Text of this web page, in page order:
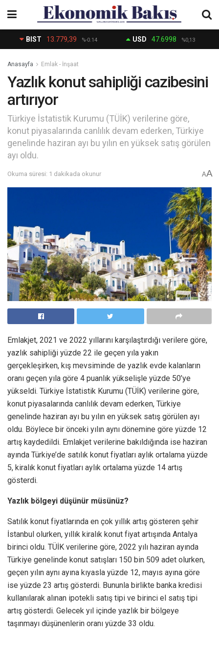
BIST 13.779,39 %-0.14 USD 47.6998 %0,13
Anasayfa Emlak - İnşaat
Yazlık konut sahipliği cazibesini
artırıyor
Türkiye İstatistik Kurumu (TÜİK) verilerine göre,
konut piyasalarında canlılık devam ederken, Türkiye
genelinde haziran ayı bu yılın en yüksek satış görülen
ayı oldu.
Okuma süresi: 1 dakikada okunur AA
Emlakjet, 2021 ve 2022 yıllarını karşılaştırdığı verilere göre,
yazlık sahipliği yüzde 22 ile geçen yıla yakın
gerçekleşirken, kış mevsiminde de yazlık evde kalanların
oranı geçen yıla göre 4 puanlık yükselişle yüzde 50’ye
yükseldi. Türkiye İstatistik Kurumu (TÜİK) verilerine göre,
konut piyasalarında canlılık devam ederken, Türkiye
genelinde haziran ayı bu yılın en yüksek satış görülen ayı
oldu. Böylece bir önceki yılın aynı dönemine göre yüzde 12
artış kaydedildi. Emlakjet verilerine bakıldığında ise haziran
ayında Türkiye’de satılık konut fiyatları aylık ortalama yüzde
5, kiralık konut fiyatları aylık ortalama yüzde 14 artış
gösterdi.
Yazlık bölgeyi düşünür müsünüz?
Satılık konut fiyatlarında en çok yıllık artış gösteren şehir
İstanbul olurken, yıllık kiralık konut fiyat artışında Antalya
birinci oldu. TÜİK verilerine göre, 2022 yılı haziran ayında
Türkiye genelinde konut satışları 150 bin 509 adet olurken,
geçen yılın aynı ayına kıyasla yüzde 12, mayıs ayına göre
ise yüzde 23 artış gösterdi. Bununla birlikte banka kredisi
kullanılarak alınan ipotekli satış tipi ve birinci el satış tipi
artış gösterdi. Gelecek yıl içinde yazlık bir bölgeye
taşınmayı düşünenlerin oranı yüzde 33 oldu.